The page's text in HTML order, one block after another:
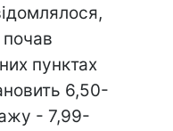
почав
пунктах
6,50-
- 7,99-